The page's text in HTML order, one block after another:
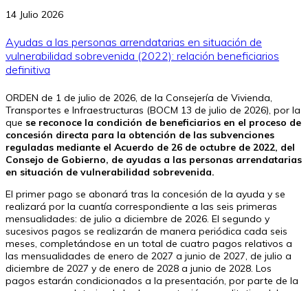
14 Julio 2026
Ayudas a las personas arrendatarias en situación de
vulnerabilidad sobrevenida (2022): relación beneficiarios
definitiva
ORDEN de 1 de julio de 2026, de la Consejería de Vivienda,
Transportes e Infraestructuras (BOCM 13 de julio de 2026), por la
que se reconoce la condición de beneficiarios en el proceso de
concesión directa para la obtención de las subvenciones
reguladas mediante el Acuerdo de 26 de octubre de 2022, del
Consejo de Gobierno, de ayudas a las personas arrendatarias
en situación de vulnerabilidad sobrevenida.
El primer pago se abonará tras la concesión de la ayuda y se
realizará por la cuantía correspondiente a las seis primeras
mensualidades: de julio a diciembre de 2026. El segundo y
sucesivos pagos se realizarán de manera periódica cada seis
meses, completándose en un total de cuatro pagos relativos a
las mensualidades de enero de 2027 a junio de 2027, de julio a
diciembre de 2027 y de enero de 2028 a junio de 2028. Los
pagos estarán condicionados a la presentación, por parte de la